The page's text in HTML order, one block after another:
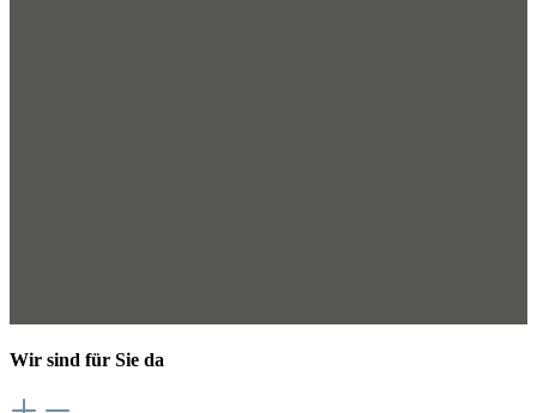
Wir sind für Sie da